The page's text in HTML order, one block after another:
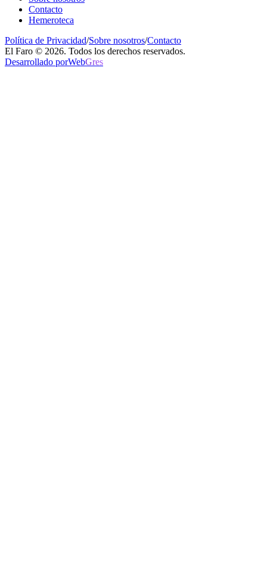
Contacto
Hemeroteca
Política de Privacidad/Sobre nosotros/Contacto
El Faro © 2026. Todos los derechos reservados.
Desarrollado porWebGres